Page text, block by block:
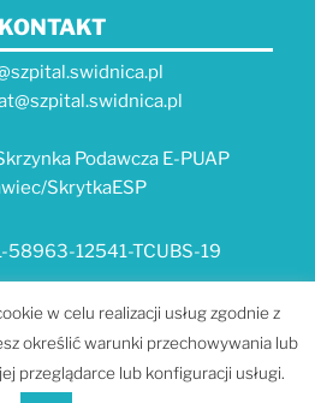
KONTAKT
Podawcza E-PUAP
SkrytkaESP
58963-12541-TCUBS-19
E-USŁUGI
Szpitala "Latawiec" --- MPI
E-Zdrowia
w celu realizacji usług zgodnie z
określić warunki przechowywania lub
przeglądarce lub konfiguracji usługi.